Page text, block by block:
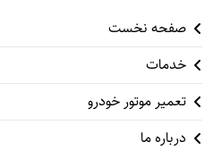
صفحه نخست
خدمات
تعمیر موتور خودرو
درباره ما